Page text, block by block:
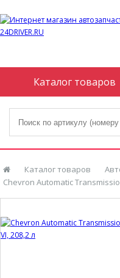
Каталог товаров
Каталог товаров
Chevron Automatic